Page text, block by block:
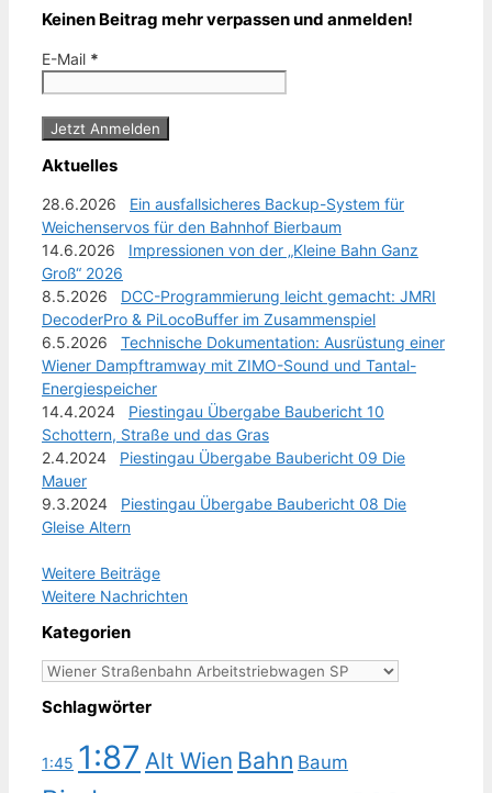
Keinen Beitrag mehr verpassen und anmelden!
E-Mail *
Aktuelles
28.6.2026 Ein ausfallsicheres Backup-System für
Weichenservos für den Bahnhof Bierbaum
14.6.2026 Impressionen von der „Kleine Bahn Ganz
Groß“ 2026
8.5.2026 DCC-Programmierung leicht gemacht: JMRI
DecoderPro & PiLocoBuffer im Zusammenspiel
6.5.2026 Technische Dokumentation: Ausrüstung einer
Wiener Dampftramway mit ZIMO-Sound und Tantal-
Energiespeicher
14.4.2024 Piestingau Übergabe Baubericht 10
Schottern, Straße und das Gras
2.4.2024 Piestingau Übergabe Baubericht 09 Die
Mauer
9.3.2024 Piestingau Übergabe Baubericht 08 Die
Gleise Altern
Weitere Beiträge
Weitere Nachrichten
Kategorien
Kategorien
Schlagwörter
1:45 1:87 Alt Wien Bahn Baum